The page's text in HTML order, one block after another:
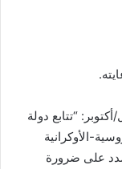
في 3 تشرين الأول/أكتوبر: “تتابع دولة
الأوكرانية
على ضرورة